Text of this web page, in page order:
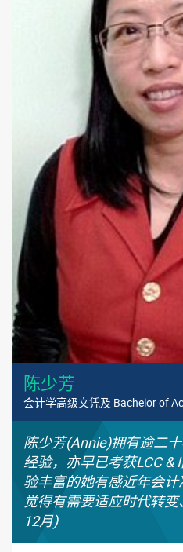
陈少芳(Annie)拥有逾二
经验，亦早已考获LCC &
验丰富的她有感近年会计
觉得有需要适应时代转
12月)
陈少芳
会计学高级文凭及 Bachelor of